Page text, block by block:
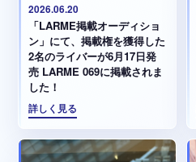
2026.06.20
「LARME掲載オーディショ
ン」にて、掲載権を獲得した
2名のライバーが6月17日発
売 LARME 069に掲載されま
した！
詳しく見る